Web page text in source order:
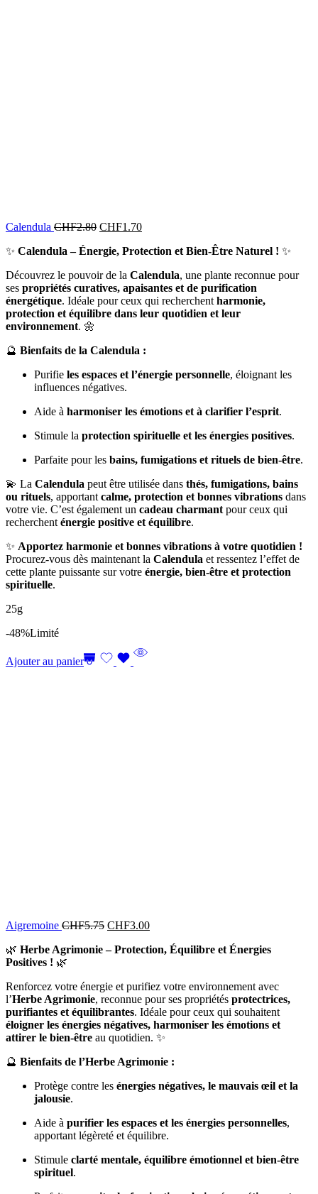
Calendula CHF2.80 CHF1.70
✨ Calendula – Énergie, Protection et Bien-Être Naturel ! ✨
Découvrez le pouvoir de la Calendula, une plante reconnue pour
ses propriétés curatives, apaisantes et de purification
énergétique. Idéale pour ceux qui recherchent harmonie,
protection et équilibre dans leur quotidien et leur
environnement. 🌼
🔮 Bienfaits de la Calendula :
Purifie les espaces et l’énergie personnelle, éloignant les
influences négatives.
Aide à harmoniser les émotions et à clarifier l’esprit.
Stimule la protection spirituelle et les énergies positives.
Parfaite pour les bains, fumigations et rituels de bien-être.
💫 La Calendula peut être utilisée dans thés, fumigations, bains
ou rituels, apportant calme, protection et bonnes vibrations dans
votre vie. C’est également un cadeau charmant pour ceux qui
recherchent énergie positive et équilibre.
✨ Apportez harmonie et bonnes vibrations à votre quotidien !
Procurez-vous dès maintenant la Calendula et ressentez l’effet de
cette plante puissante sur votre énergie, bien-être et protection
spirituelle.
25g
-48%Limité
Ajouter au panier
Aigremoine CHF5.75 CHF3.00
🌿 Herbe Agrimonie – Protection, Équilibre et Énergies
Positives ! 🌿
Renforcez votre énergie et purifiez votre environnement avec
l’Herbe Agrimonie, reconnue pour ses propriétés protectrices,
purifiantes et équilibrantes. Idéale pour ceux qui souhaitent
éloigner les énergies négatives, harmoniser les émotions et
attirer le bien-être au quotidien. ✨
🔮 Bienfaits de l’Herbe Agrimonie :
Protège contre les énergies négatives, le mauvais œil et la
jalousie.
Aide à purifier les espaces et les énergies personnelles,
apportant légèreté et équilibre.
Stimule clarté mentale, équilibre émotionnel et bien-être
spirituel.